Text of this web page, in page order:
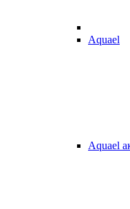
Aquael
Aquael